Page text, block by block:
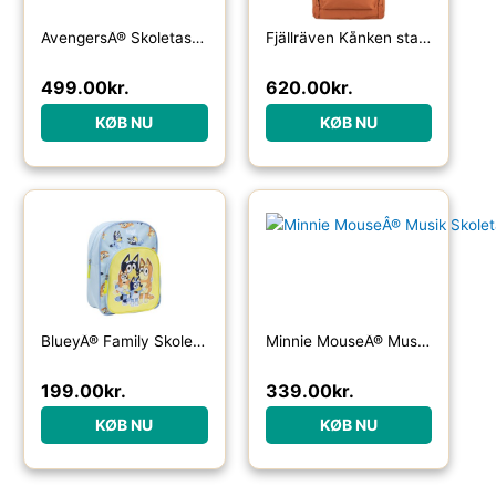
AvengersÂ® Skoletaske Sort
499.00kr.
KØB NU
Fjällräven Kånken standard-terracotta brown – Skoletasker / -rygsække
620.00kr.
KØB NU
BlueyÂ® Family Skoletaske
199.00kr.
KØB NU
Minnie MouseÂ® Musik Skoletaske
339.00kr.
KØB NU